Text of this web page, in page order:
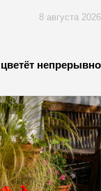
8 августа 2026